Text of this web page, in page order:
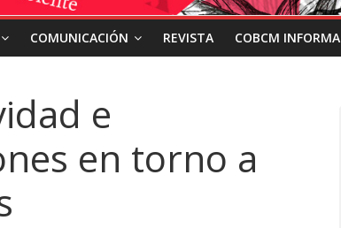
COMUNICACIÓN REVISTA COBCM INFORMA
e
en torno a